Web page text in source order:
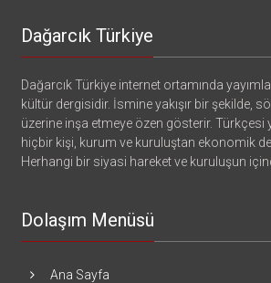
Dağarcık Türkiye
Dağarcık Türkiye internet ortamında
kültür dergisidir. İsmine yakışır bir şekilde,
üzerine inşa etmeye özen gösterir. Türkçesi
hiçbir kişi, kurum ve kuruluştan ekonomik
Herhangi bir siyasi hareket ve kuruluşun
Dolaşım Menüsü
Ana Sayfa